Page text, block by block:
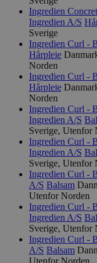
Ingredien
Ingredien A/S
Sverige
Ingredien Curl -
Hårpleie
Norden
Ingredien Curl -
Hårpleie
Norden
Ingredien Curl -
Ingredien A/S
Sverige, Utenfor
Ingredien Curl -
Ingredien A/S
Sverige, Utenfor
Ingredien Curl -
A/S Balsam
Utenfor Norden
Ingredien Curl -
Ingredien A/S
Sverige, Utenfor
Ingredien Curl -
A/S Balsam
Utenfor Norden